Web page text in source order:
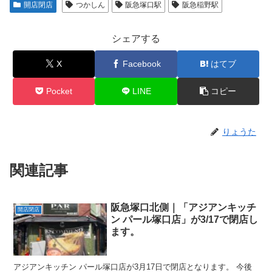
開店閉店 つかしん 阪急塚口駅 阪急稲野駅
シェアする
X Facebook はてブ
Pocket LINE コピー
りょうた
関連記事
開店閉店
阪急塚口北側｜「アジアンキッチ
ン パール塚口店」が3/17で閉店し
ます。
アジアンキッチン パール塚口店が3月17日で閉店となります。 今後